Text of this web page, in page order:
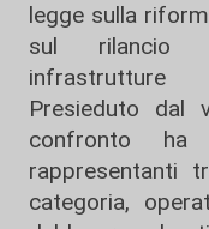
legge sulla
sul rilancio
Presieduto dal
confronto ha
rappresentanti
categoria,